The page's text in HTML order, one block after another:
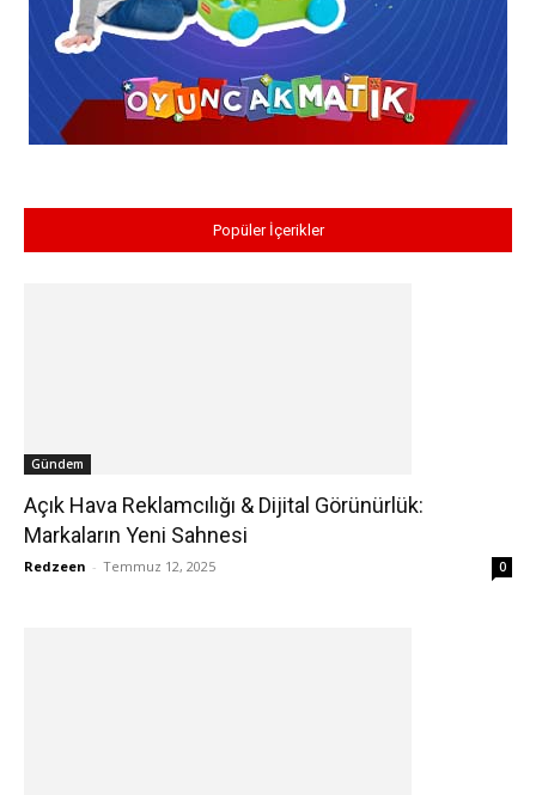
Popüler İçerikler
Gündem
Açık Hava Reklamcılığı & Dijital Görünürlük:
Markaların Yeni Sahnesi
Redzeen - Temmuz 12, 2025 0